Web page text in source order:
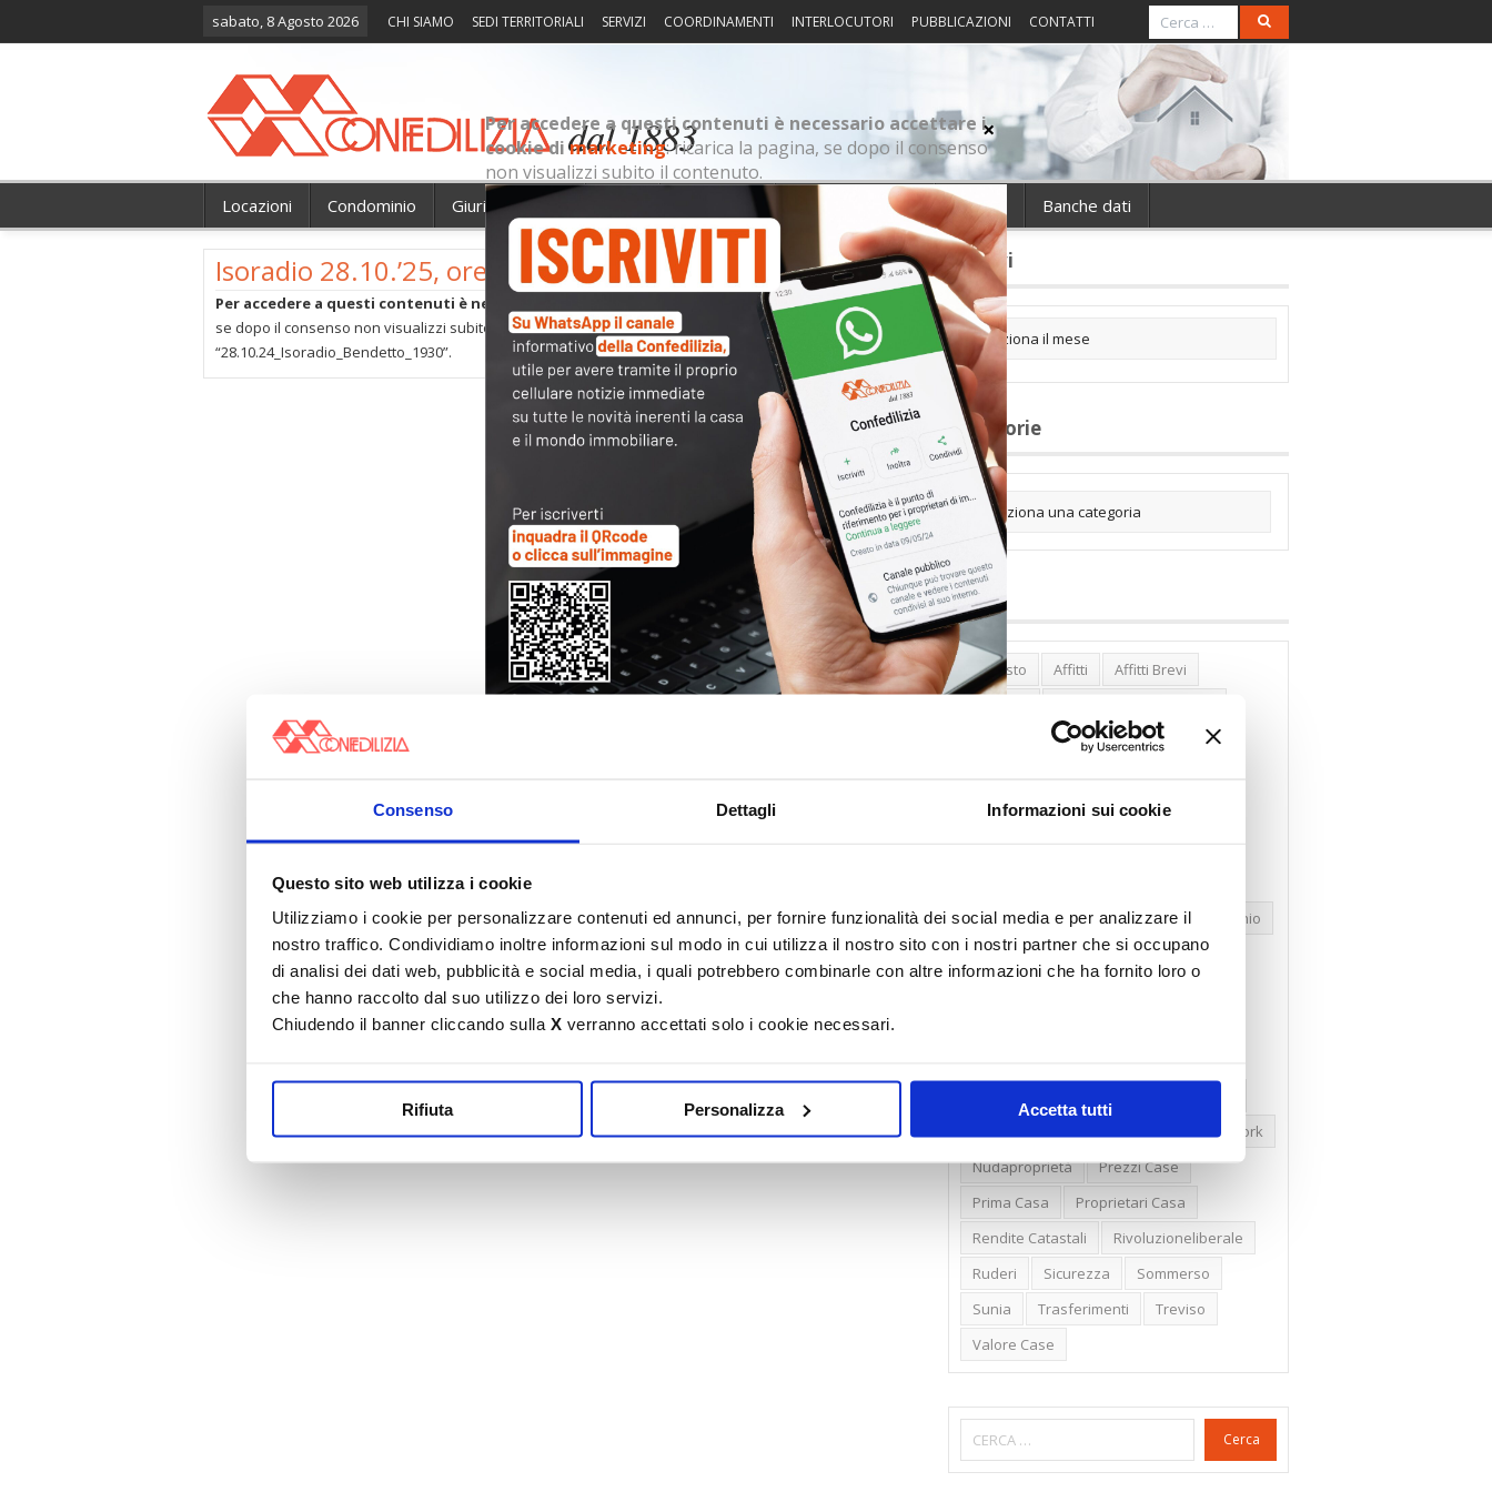
Consenso Dettagli Informazioni sui cookie
Questo sito web utilizza i cookie
Utilizziamo i cookie per personalizzare contenuti ed annunci, per fornire funzionalità dei social media e per analizzare il
nostro traffico. Condividiamo inoltre informazioni sul modo in cui utilizza il nostro sito con i nostri partner che si occupano
di analisi dei dati web, pubblicità e social media, i quali potrebbero combinarle con altre informazioni che ha fornito loro o
che hanno raccolto dal suo utilizzo dei loro servizi.
Chiudendo il banner cliccando sulla X verranno accettati solo i cookie necessari.
Rifiuta Personalizza Accetta tutti
sabato, 8 Agosto 2026 CHI SIAMO SEDI TERRITORIALI SERVIZI COORDINAMENTI INTERLOCUTORI PUBBLICAZIONI CONTATTI
Locazioni Condominio Giurisprudenza Portierato Intorno alla casa Notizie Banche dati
Isoradio 28.10.’25, ore 19.30
Per accedere a questi contenuti è necessario accettare i cookie di marketing: ricarica la pagina,
se dopo il consenso non visualizzi subito il contenuto.
“28.10.24_Isoradio_Bendetto_1930”.
Archivi
Categorie
Tag
30posto Affitti
Affitti Brevi
Banca Woolwich
Bilocali
Cambioabitazione
Carenza Alloggi
Compravendite Immobiliari
Condominio
Confcommercio
Confedilizia.EU
New York
Nudaproprietà
Prezzi Case
Prima Casa
Proprietari Casa
Rendite Catastali
Rivoluzioneliberale
Ruderi
Sicurezza
Sommerso
Sunia
Trasferimenti
Treviso
Valore Case
Cerca
Per accedere a questi contenuti è necessario accettare i
cookie dimarketing: ricarica la pagina, se dopo il consenso
non visualizzi subito il contenuto.